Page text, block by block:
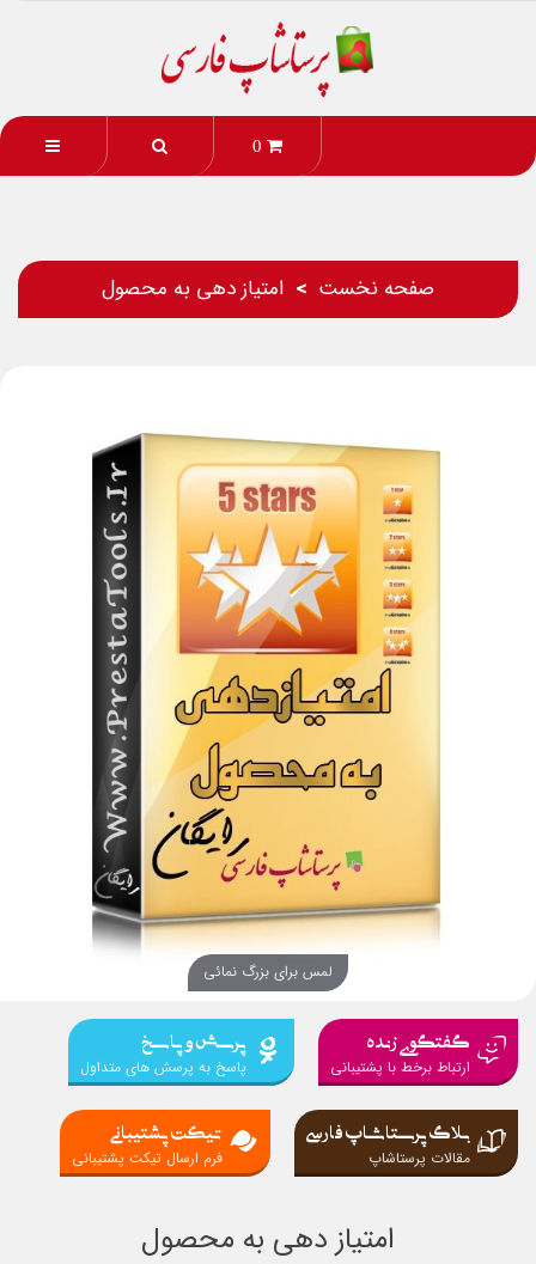
0
صفحه نخست امتیاز دهی به محصول
لمس برای بزرگ نمائی
گفتگوی زنده
ارتباط برخط با پشتیبانی
پرسش و پاسخ
پاسخ به پرسش های متداول
بلاگ پرستاشاپ فارسی
مقالات پرستاشاپ
تیکت پشتیبانی
فرم ارسال تیکت پشتیبانی
امتیاز دهی به محصول